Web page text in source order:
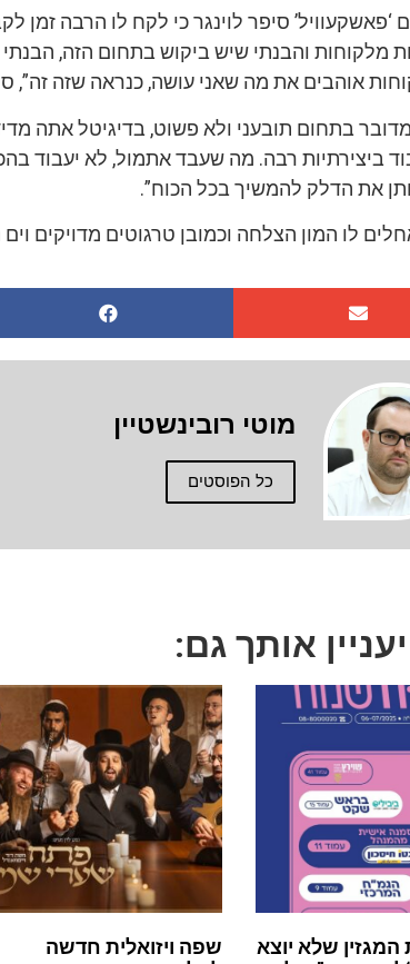
‘פאשקעוויל’ סיפר לוינגר כי לקח לו הרבה זמן
מלקוחות והבנתי שיש ביקוש בתחום הזה,
אוהבים את מה שאני עושה, כנראה שזה זה”,
בתחום תובעני ולא פשוט, בדיגיטל אתה
ביצירתיות רבה. מה שעבד אתמול, לא יעבוד
את הדלק להמשיך בכל הכוח”.
לו המון הצלחה וכמובן טרגוטים מדויקים
מוטי רובינשטיין
כל הפוסטים
אותך גם:
המגזין שלא יוצא
שפה ויזואלית חדשה